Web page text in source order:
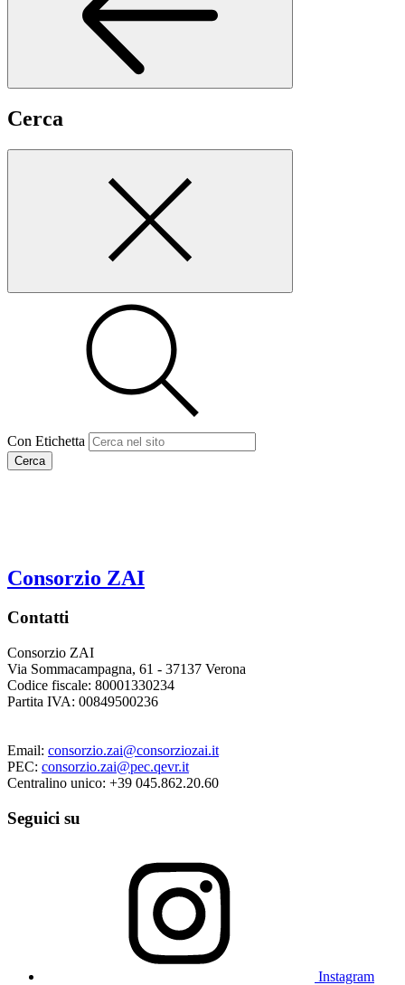
Cerca
Con Etichetta
Cerca
Consorzio ZAI
Contatti
Consorzio ZAI
Via Sommacampagna, 61 - 37137 Verona
Codice fiscale: 80001330234
Partita IVA: 00849500236
Email: consorzio.zai@consorziozai.it
PEC: consorzio.zai@pec.qevr.it
Centralino unico: +39 045.862.20.60
Seguici su
Instagram